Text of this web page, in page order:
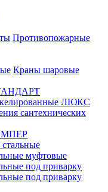
Противопожарные
Краны шаровые
ЛЮКС
сантехнических
муфтовые
под приварку
под приварку